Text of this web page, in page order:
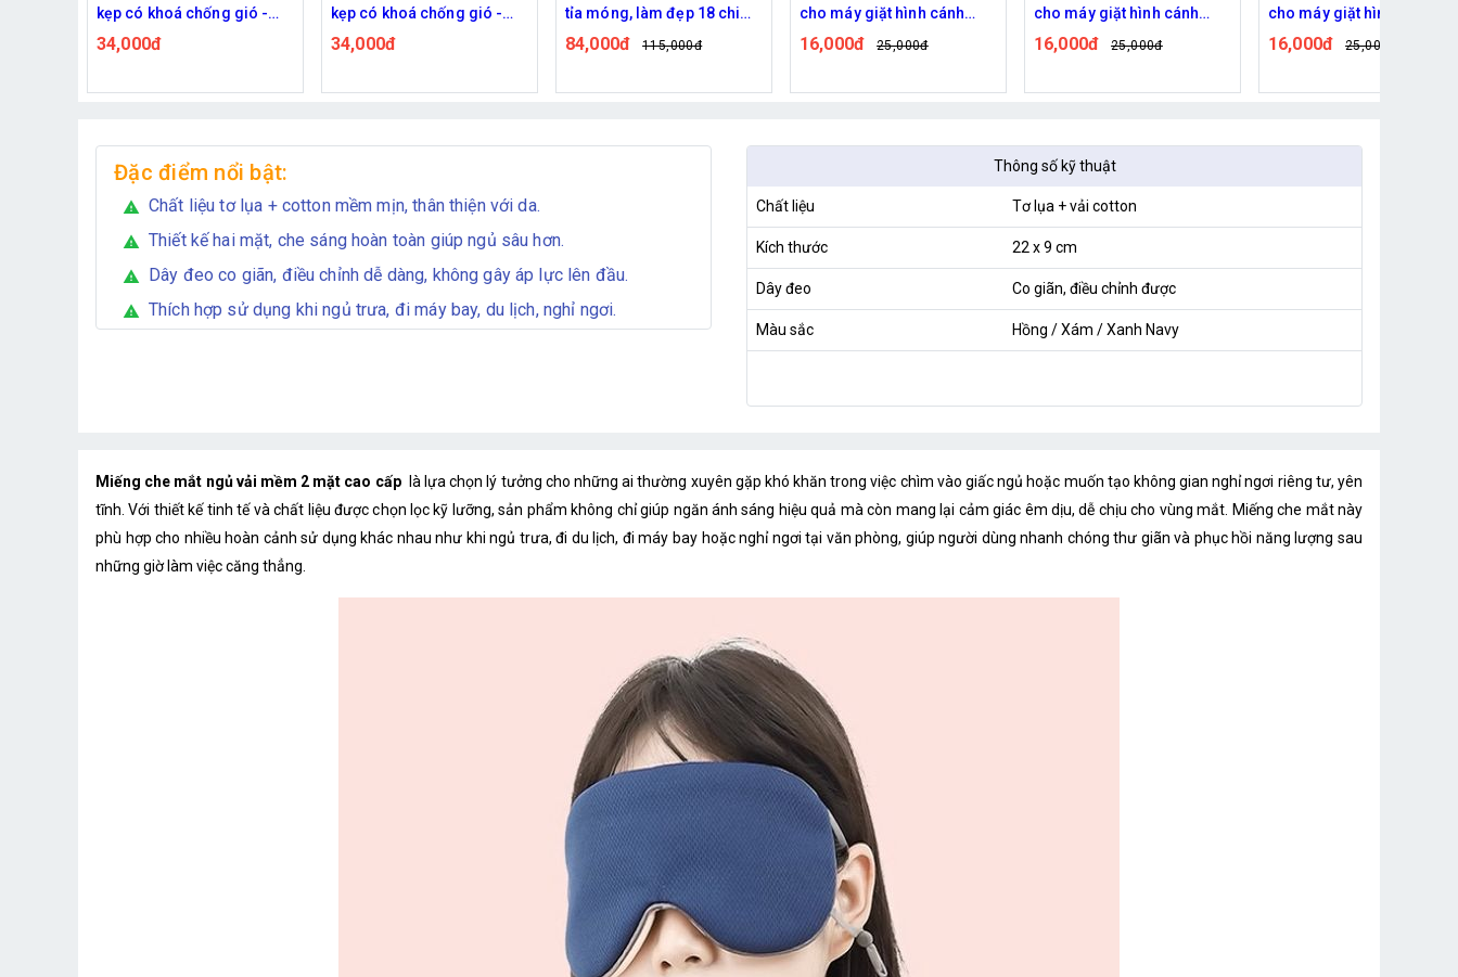
kẹp có khoá chống gió -
chắc chắn, siêu bền - Xanh
34,000đ
tỉa móng, làm đẹp 18 chi
tiết, cao cấp bằng thép
84,000đ
cho máy giặt hình cánh
quạt - Xanh
16,000đ 25,000đ
cho máy giặt hình cánh
quạt - Hồng
16,000đ 25,000đ
cho máy giặt hình cánh
quạt - Tím
16,000đ 25,000đ
dùng trong nhà tắm - Màu
Xanh
32,000đ
Đặc điểm nổi bật:
warning Chất liệu tơ lụa + cotton mềm mịn, thân thiện với da.
warning Thiết kế hai mặt, che sáng hoàn toàn giúp ngủ sâu hơn.
warning Dây đeo co giãn, điều chỉnh dễ dàng, không gây áp lực lên đầu.
warning Thích hợp sử dụng khi ngủ trưa, đi máy bay, du lịch, nghỉ ngơi.
Thông số kỹ thuật
Chất liệu Tơ lụa + vải cotton
Kích thước 22 x 9 cm
Dây đeo Co giãn, điều chỉnh được
Màu sắc Hồng / Xám / Xanh Navy
Miếng che mắt ngủ vải mềm 2 mặt cao cấp
là lựa chọn lý tưởng cho những ai thường xuyên gặp khó khăn trong việc chìm vào giấc ngủ hoặc muốn tạo không gian nghỉ ngơi riêng tư, yên
tĩnh. Với thiết kế tinh tế và chất liệu được chọn lọc kỹ lưỡng, sản phẩm không chỉ giúp ngăn ánh sáng hiệu quả mà còn mang lại cảm giác êm dịu, dễ chịu cho vùng mắt. Miếng che mắt này
phù hợp cho nhiều hoàn cảnh sử dụng khác nhau như khi ngủ trưa, đi du lịch, đi máy bay hoặc nghỉ ngơi tại văn phòng, giúp người dùng nhanh chóng thư giãn và phục hồi năng lượng sau
những giờ làm việc căng thẳng.